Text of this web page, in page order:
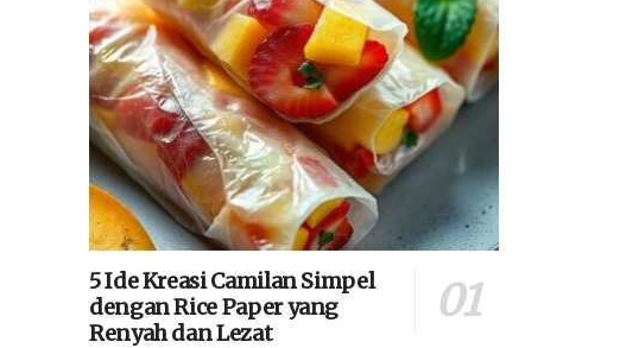
5 Ide Kreasi Camilan Simpel
dengan Rice Paper yang
Renyah dan Lezat